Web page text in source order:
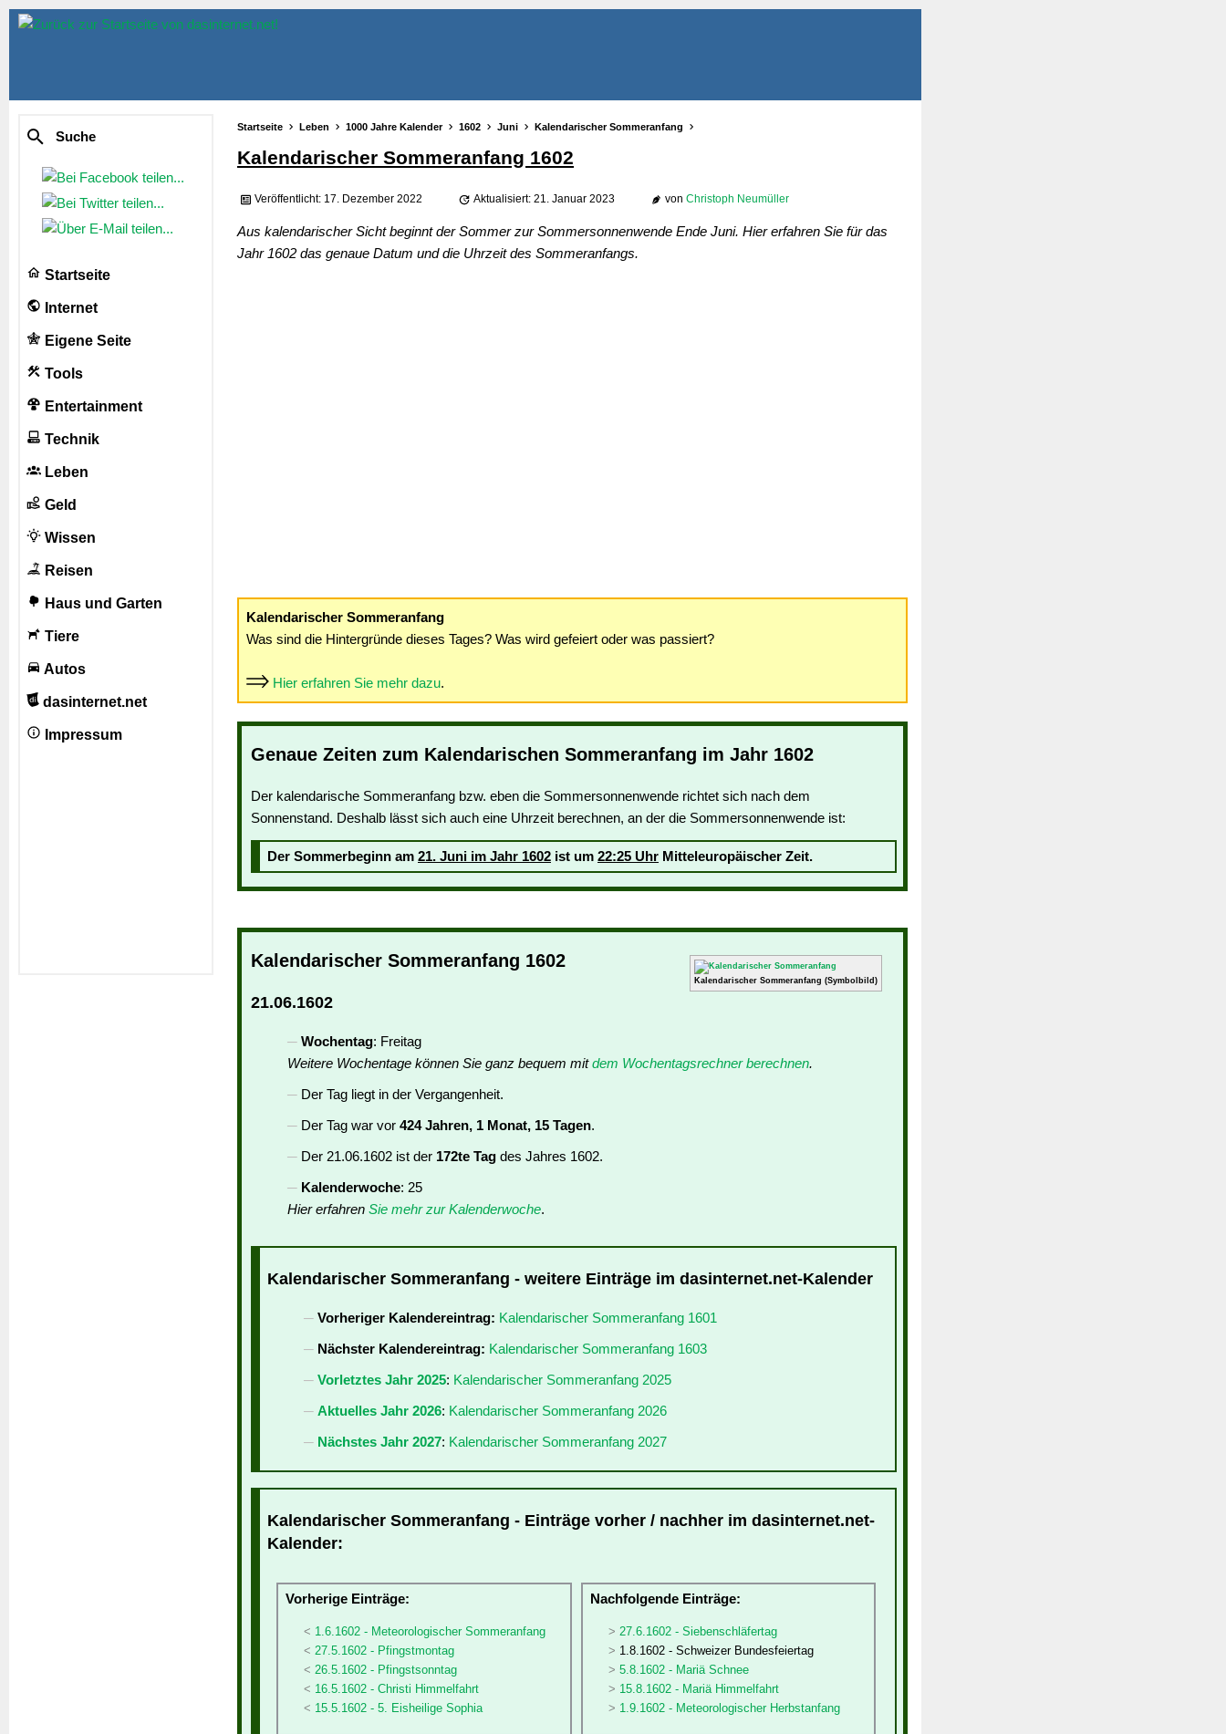
Suche
Startseite
Internet
Eigene Seite
Tools
Entertainment
Technik
Leben
Geld
Wissen
Reisen
Haus und Garten
Tiere
Autos
dasinternet.net
Impressum
Startseite Leben 1000 Jahre Kalender 1602 Juni Kalendarischer Sommeranfang
Kalendarischer Sommeranfang 1602
Veröffentlicht: 17. Dezember 2022 Aktualisiert: 21. Januar 2023 von Christoph Neumüller
Aus kalendarischer Sicht beginnt der Sommer zur Sommersonnenwende Ende Juni. Hier erfahren Sie für das
Jahr 1602 das genaue Datum und die Uhrzeit des Sommeranfangs.
Kalendarischer Sommeranfang
Was sind die Hintergründe dieses Tages? Was wird gefeiert oder was passiert?
Hier erfahren Sie mehr dazu.
Genaue Zeiten zum Kalendarischen Sommeranfang im Jahr 1602
Der kalendarische Sommeranfang bzw. eben die Sommersonnenwende richtet sich nach dem
Sonnenstand. Deshalb lässt sich auch eine Uhrzeit berechnen, an der die Sommersonnenwende ist:
Der Sommerbeginn am 21. Juni im Jahr 1602 ist um 22:25 Uhr Mitteleuropäischer Zeit.
Kalendarischer Sommeranfang (Symbolbild)
Kalendarischer Sommeranfang 1602
21.06.1602
Wochentag: Freitag
Weitere Wochentage können Sie ganz bequem mitdem Wochentagsrechner berechnen.
Der Tag liegt in der Vergangenheit.
Der Tag war vor 424 Jahren, 1 Monat, 15 Tagen.
Der 21.06.1602 ist der 172te Tag des Jahres 1602.
Kalenderwoche: 25
Hier erfahren Sie mehr zur Kalenderwoche.
Kalendarischer Sommeranfang - weitere Einträge im dasinternet.net-Kalender
Vorheriger Kalendereintrag: Kalendarischer Sommeranfang 1601
Nächster Kalendereintrag: Kalendarischer Sommeranfang 1603
Vorletztes Jahr 2025: Kalendarischer Sommeranfang 2025
Aktuelles Jahr 2026: Kalendarischer Sommeranfang 2026
Nächstes Jahr 2027: Kalendarischer Sommeranfang 2027
Kalendarischer Sommeranfang - Einträge vorher / nachher im dasinternet.net-
Kalender:
Vorherige Einträge:
1.6.1602 - Meteorologischer Sommeranfang
27.5.1602 - Pfingstmontag
26.5.1602 - Pfingstsonntag
16.5.1602 - Christi Himmelfahrt
15.5.1602 - 5. Eisheilige Sophia
Nachfolgende Einträge:
27.6.1602 - Siebenschläfertag
1.8.1602 - Schweizer Bundesfeiertag
5.8.1602 - Mariä Schnee
15.8.1602 - Mariä Himmelfahrt
1.9.1602 - Meteorologischer Herbstanfang